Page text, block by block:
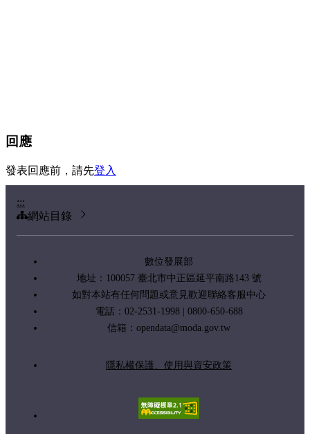
回應
發表回應前，請先登入
:::
網站目錄
數位發展部
地址：100057 臺北市中正區延平南路143 號
如對本站有任何問題或意見歡迎聯絡客服中心
電話：02-2531-1998 | 0800-650-688
信箱： opendata@moda.gov.tw
隱私權保護、使用與資安政策